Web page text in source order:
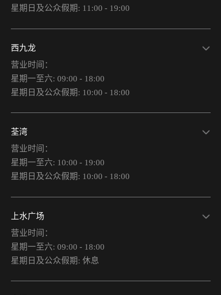
星期日及公众假期: 11:00 - 19:00
西九龙
营业时间：
星期一至六: 09:00 - 18:00
星期日及公众假期: 10:00 - 18:00
荃湾
营业时间：
星期一至六: 10:00 - 19:00
星期日及公众假期: 10:00 - 18:00
上水广场
营业时间：
星期一至六: 09:00 - 18:00
星期日及公众假期: 休息